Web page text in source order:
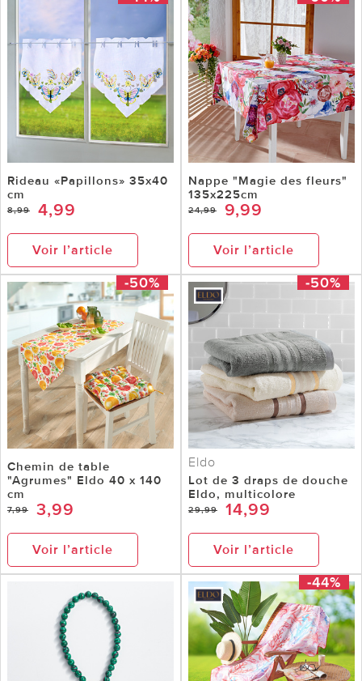
Rideau «Papillons» 35x40
cm
8,99 4,99
Voir l’article
Nappe "Magie des fleurs"
135x225cm
24,99 9,99
Voir l’article
-50%
Chemin de table
"Agrumes" Eldo 40 x 140
cm
7,99 3,99
Voir l’article
-50%
Eldo
Lot de 3 draps de douche
Eldo, multicolore
29,99 14,99
Voir l’article
-44%